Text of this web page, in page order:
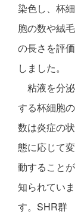
染色し、杯細
胞の数や絨毛
の長さを評価
しました。
粘液を分泌
する杯細胞の
数は炎症の状
態に応じて変
動することが
知られていま
す。SHR群